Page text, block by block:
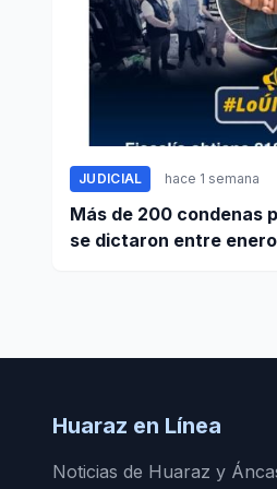
JUDICIAL hace 1 semana
Más de 200 condenas
se dictaron entre
Huaraz en Línea
Noticias de Huaraz y